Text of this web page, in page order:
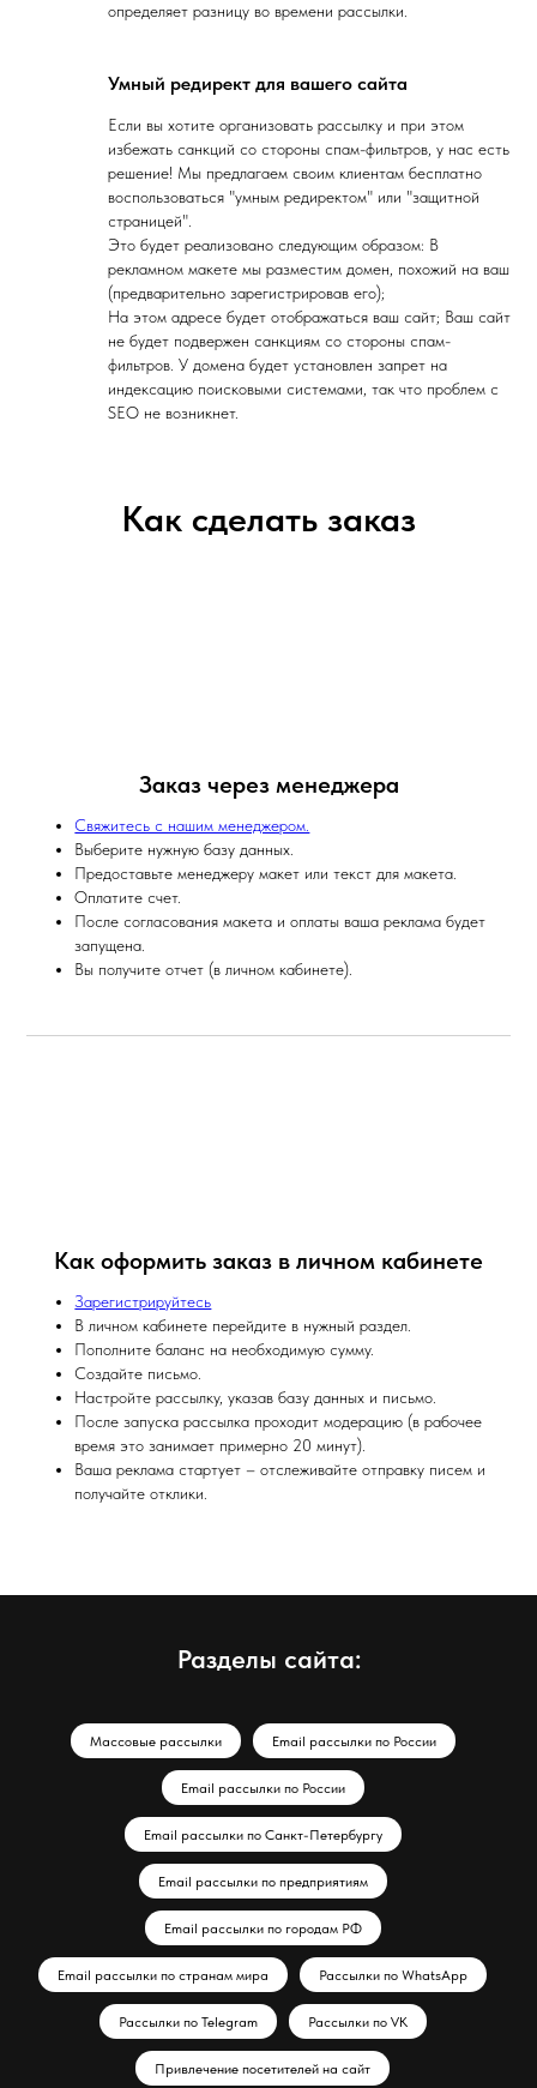
определяет разницу во времени рассылки.
Умный редирект для вашего сайта
Если вы хотите организовать рассылку и при этом
избежать санкций со стороны спам-фильтров, у нас есть
решение! Мы предлагаем своим клиентам бесплатно
воспользоваться "умным редиректом" или "защитной
страницей".
Это будет реализовано следующим образом: В
рекламном макете мы разместим домен, похожий на ваш
(предварительно зарегистрировав его);
На этом адресе будет отображаться ваш сайт; Ваш сайт
не будет подвержен санкциям со стороны спам-
фильтров. У домена будет установлен запрет на
индексацию поисковыми системами, так что проблем с
SEO не возникнет.
Как сделать заказ
Заказ через менеджера
Свяжитесь с нашим менеджером.
Выберите нужную базу данных.
Предоставьте менеджеру макет или текст для макета.
Оплатите счет.
После согласования макета и оплаты ваша реклама будет
запущена.
Вы получите отчет (в личном кабинете).
Как оформить заказ в личном кабинете
Зарегистрируйтесь
В личном кабинете перейдите в нужный раздел.
Пополните баланс на необходимую сумму.
Создайте письмо.
Настройте рассылку, указав базу данных и письмо.
После запуска рассылка проходит модерацию (в рабочее
время это занимает примерно 20 минут).
Ваша реклама стартует – отслеживайте отправку писем и
получайте отклики.
Разделы сайта:
Массовые рассылки Email рассылки по России
Email рассылки по России
Email рассылки по Санкт-Петербургу
Email рассылки по предприятиям
Email рассылки по городам РФ
Email рассылки по странам мира Рассылки по WhatsApp
Рассылки по Telegram Рассылки по VK
Привлечение посетителей на сайт